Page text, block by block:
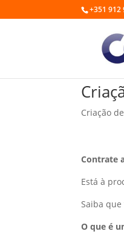
+351 912
Criação
Contrate
Está à
Saiba
O que é